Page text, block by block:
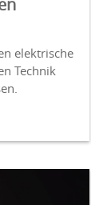
elektrische
Technik